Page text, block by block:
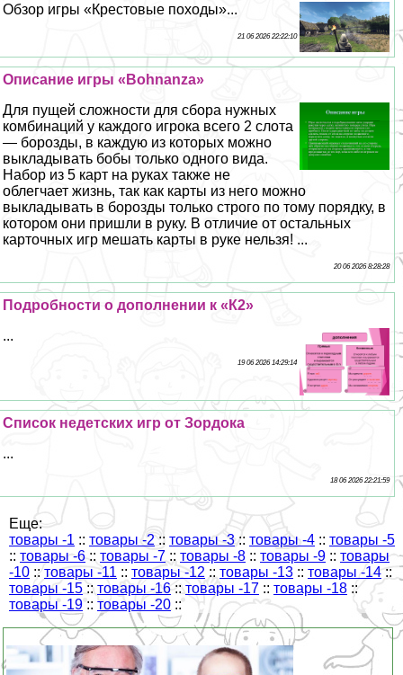
Обзор игры «Крестовые походы»...
21 06 2026 22:22:10
Описание игры «Bohnanza»
Для пущей сложности для сбора нужных
комбинаций у каждого игрока всего 2 слота
— борозды, в каждую из которых можно
выкладывать бобы только одного вида.
Набор из 5 карт на руках также не
облегчает жизнь, так как карты из него можно
выкладывать в борозды только строго по тому порядку, в
котором они пришли в руку. В отличие от остальных
карточных игр мешать карты в руке нельзя! ...
20 06 2026 8:28:28
Подробности о дополнении к «К2»
...
19 06 2026 14:29:14
Список недетских игр от Зордока
...
18 06 2026 22:21:59
Еще:
товары -1 :: товары -2 :: товары -3:: товары -4 :: товары -5
:: товары -6 :: товары -7 :: товары -8 :: товары -9 :: товары
-10 :: товары -11 :: товары -12 :: товары -13 :: товары -14 ::
товары -15 :: товары -16 ::товары -17 :: товары -18 ::
товары -19 :: товары -20 ::